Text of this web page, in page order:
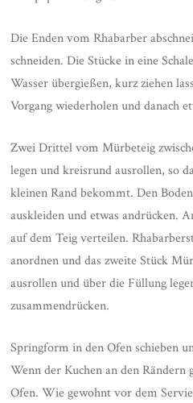
Die Enden vom Rhabarber
schneiden. Die Stücke in eine
Wasser übergießen, kurz ziehen
Vorgang wiederholen und danach
Zwei Drittel vom Mürbeteig
legen und kreisrund ausrollen, so
kleinen Rand bekommt. Den
auskleiden und etwas andrücken.
auf dem Teig verteilen.
anordnen und das zweite Stück
ausrollen und über die Füllung
zusammendrücken.
Springform in den Ofen schieben
Wenn der Kuchen an den
Ofen. Wie gewohnt vor dem